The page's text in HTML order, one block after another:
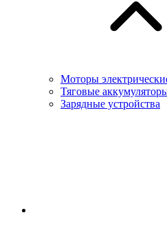
Моторы
Тяговые
Зарядные устройства